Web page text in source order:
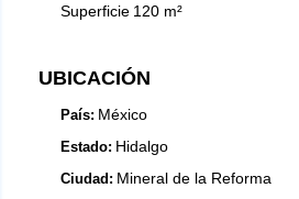
Superficie 120 m²
UBICACIÓN
País: México
Estado: Hidalgo
Ciudad: Mineral de la Reforma